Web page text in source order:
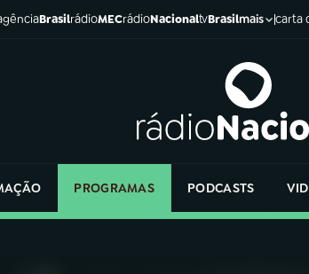
BrasilrádioMECrádioNacionaltvBrasilmais carta
PROGRAMAS PODCASTS